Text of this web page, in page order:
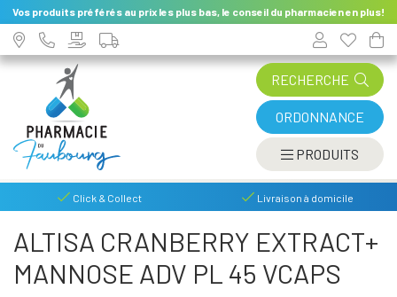
Vos produits préférés au prix les plus bas, le conseil du pharmacien en plus!
RECHERCHE
ORDONNANCE
PRODUITS
Click & Collect Livraison à domicile
ALTISA CRANBERRY EXTRACT+
MANNOSE ADV PL 45 VCAPS